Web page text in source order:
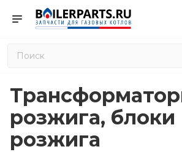
розжига, блоки
розжига